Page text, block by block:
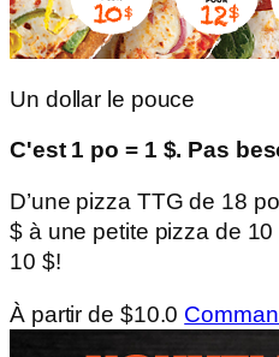
Un dollar le pouce
C'est 1 po = 1 $. Pas
D’une pizza TTG de 18
$ à une petite pizza de
10 $!
À partir de $10.0